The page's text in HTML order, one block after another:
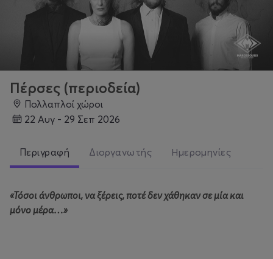
Πέρσες (περιοδεία)
Πολλαπλοί χώροι
22 Αυγ - 29 Σεπ 2026
Περιγραφή Διοργανωτής Ημερομηνίες
«Τόσοι άνθρωποι, να ξέρεις, ποτέ δεν χάθηκαν σε μία και
μόνο μέρα…»